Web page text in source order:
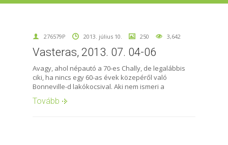
276579P 2013. július 10. 250 3,642
Vasteras, 2013. 07. 04-06
Avagy, ahol népautó a 70-es Chally, de legalábbis
ciki, ha nincs egy 60-as évek közepéről való
Bonneville-d lakókocsival. Aki nem ismeri a
Tovább